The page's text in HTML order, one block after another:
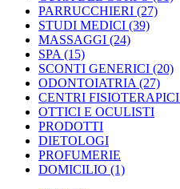
PARRUCCHIERI (27)
STUDI MEDICI (39)
MASSAGGI (24)
SPA (15)
SCONTI GENERICI (20)
ODONTOIATRIA (27)
CENTRI FISIOTERAPICI
OTTICI E OCULISTI
PRODOTTI
DIETOLOGI
PROFUMERIE
DOMICILIO (1)